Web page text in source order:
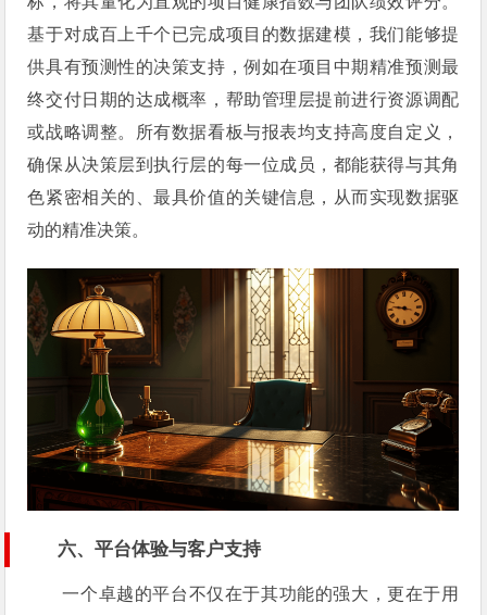
基于对成百上千个已完成项目的数据建模，我们能够提
供具有预测性的决策支持，例如在项目中期精准预测最
终交付日期的达成概率，帮助管理层提前进行资源调配
或战略调整。所有数据看板与报表均支持高度自定义，
确保从决策层到执行层的每一位成员，都能获得与其角
色紧密相关的、最具价值的关键信息，从而实现数据驱
动的精准决策。
六、平台体验与客户支持
一个卓越的平台不仅在于其功能的强大，更在于用